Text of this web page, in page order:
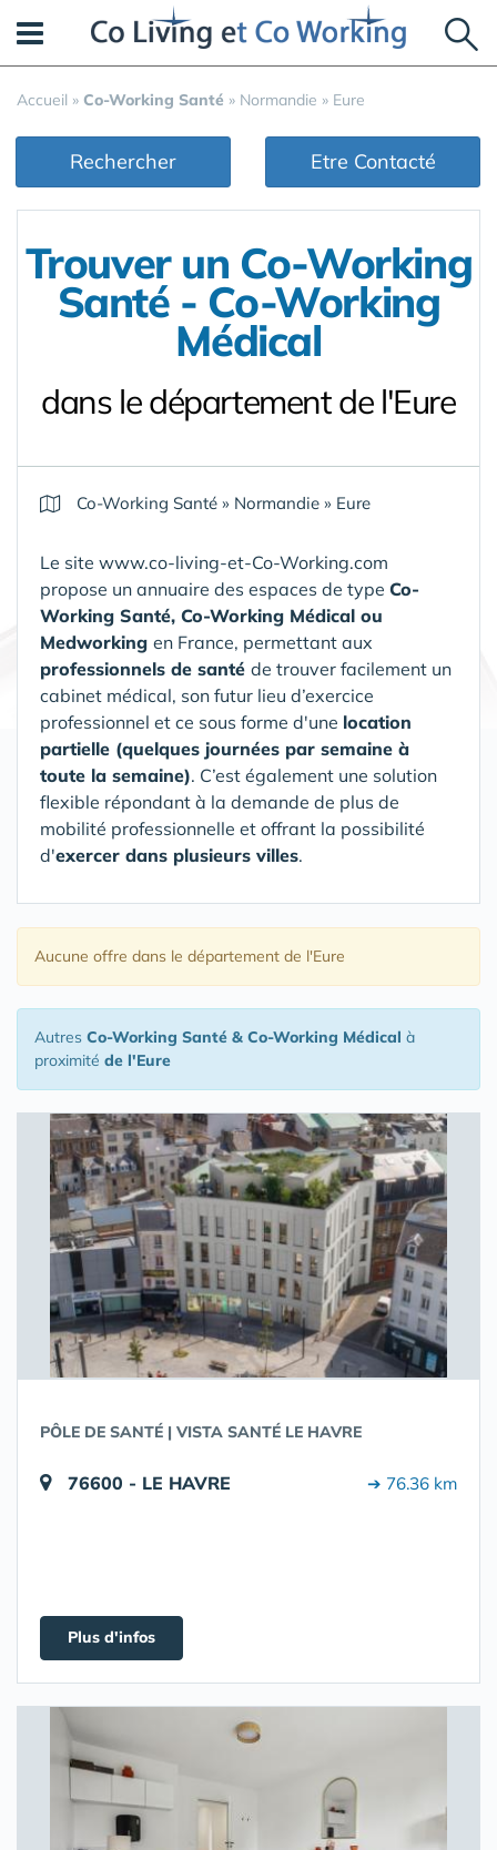
Accueil » Co-Working Santé » Normandie » Eure
Rechercher Etre Contacté
Trouver un Co-Working
Santé - Co-Working
Médical
dans le département de l'Eure
Co-Working Santé » Normandie » Eure
Le site www.co-living-et-Co-Working.com
propose un annuaire des espaces de type Co-
Working Santé, Co-Working Médical ou
Medworking en France, permettant aux
professionnels de santé de trouver facilement un
cabinet médical, son futur lieu d’exercice
professionnel et ce sous forme d'une location
partielle (quelques journées par semaine à
toute la semaine). C’est également une solution
flexible répondant à la demande de plus de
mobilité professionnelle et offrant la possibilité
d'exercer dans plusieurs villes.
Aucune offre dans le département de l'Eure
Autres Co-Working Santé & Co-Working Médical à
proximité de l'Eure
PÔLE DE SANTÉ | VISTA SANTÉ LE HAVRE
76600 - LE HAVRE ➔ 76.36 km
Plus d'infos
Panneau de gestion des cookies